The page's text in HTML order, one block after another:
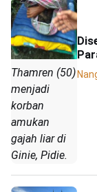
Thamren (50)
menjadi
korban
amukan
gajah liar di
Ginie, Pidie.